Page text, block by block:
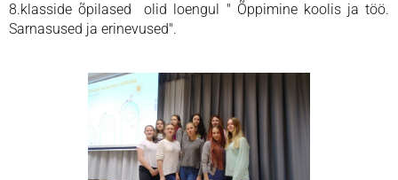
8.klasside õpilased olid loengul " Õppimine koolis ja töö.
Sarnasused ja erinevused".